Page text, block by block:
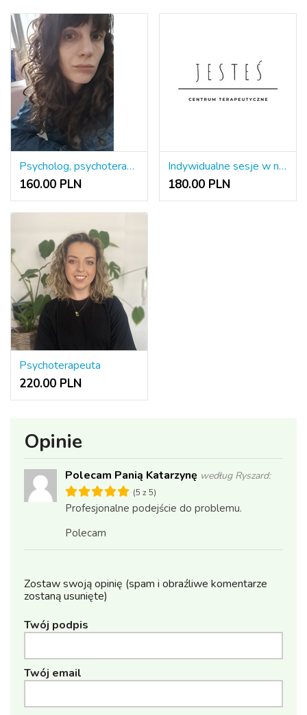
Psycholog, psychoterapeuta Warszawa, Pruszków
160.00 PLN
Indywidualne sesje w nurcie poznawczo-behawioralnym
180.00 PLN
Psychoterapeuta
220.00 PLN
Opinie
Polecam Panią Katarzynę według Ryszard:
(5 z 5)
Profesjonalne podejście do problemu.
Polecam
Zostaw swoją opinię (spam i obraźliwe komentarze
zostaną usunięte)
Twój podpis
Twój email